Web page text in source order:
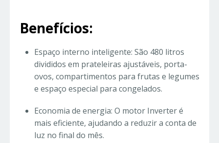
Benefícios:
Espaço interno inteligente: São 480 litros
divididos em prateleiras ajustáveis, porta-
ovos, compartimentos para frutas e legumes
e espaço especial para congelados.
Economia de energia: O motor Inverter é
mais eficiente, ajudando a reduzir a conta de
luz no final do mês.